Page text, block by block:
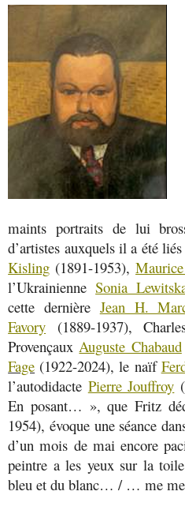
maints portraits de lui
d’artistes auxquels il a été
Kisling (1891-1953),
l’UkrainienneSonia
cette dernière Jean H.
Favory (1889-1937),
ProvençauxAuguste Chabaud
Fage (1922-2024), le naïf
l’autodidacte Pierre Jouffroy
En posant… », que Fritz
1954), évoque une séance
d’un mois de mai encore
peintre a les yeux sur la
bleu et du blanc… / … me